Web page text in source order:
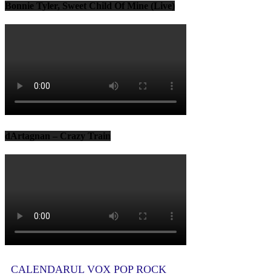
Bonnie Tyler, Sweet Child Of Mine (Live)
dArtagnan – Crazy Train
CALENDARUL VOX POP ROCK